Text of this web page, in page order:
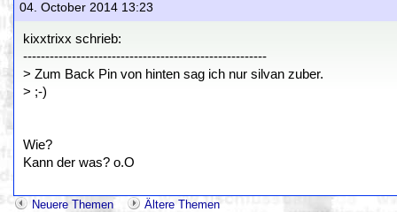
04. October 2014 13:23
kixxtrixx schrieb:
-------------------------------------------------------
> Zum Back Pin von hinten sag ich nur silvan zuber.
> ;-)
Wie?
Kann der was? o.O
Neuere Themen Ältere Themen